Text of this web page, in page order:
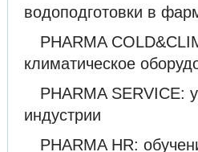
водоподготовки в
PHARMA
климатическое
PHARMA SERVICE:
индустрии
PHARMA HR: